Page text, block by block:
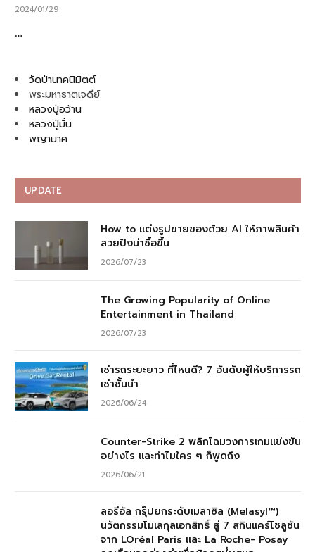
2024/01/29
…
วัดป่านาคนิมิตต์
พระมหาธาตเจดีย์
หลวงปู่อว้าน
หลวงปู่มั่น
พญานาค
UPDATE
How to แต่งรูปขายของด้วย AI ให้ภาพสินค้า
สวยปังน่าซื้อขึ้น
2026/07/23
The Growing Popularity of Online
Entertainment in Thailand
2026/07/23
เช่ารถระยะยาว ที่ไหนดี? 7 อันดับผู้ให้บริการรถ
เช่าชั้นนำ
2026/06/24
Counter-Strike 2 พลิกโฉมวงการเกมแข่งขัน
อย่างไร และทำไมใคร ๆ ก็พูดถึง
2026/06/21
ลอรีอัล กรุ๊ปยกระดับเมลาซิล (Melasyl™)
นวัตกรรมโมเลกุลเอกสิทธิ์ สู่ 7 สกินแคร์โซลูชัน
จาก LOréal Paris และ La Roche- Posay